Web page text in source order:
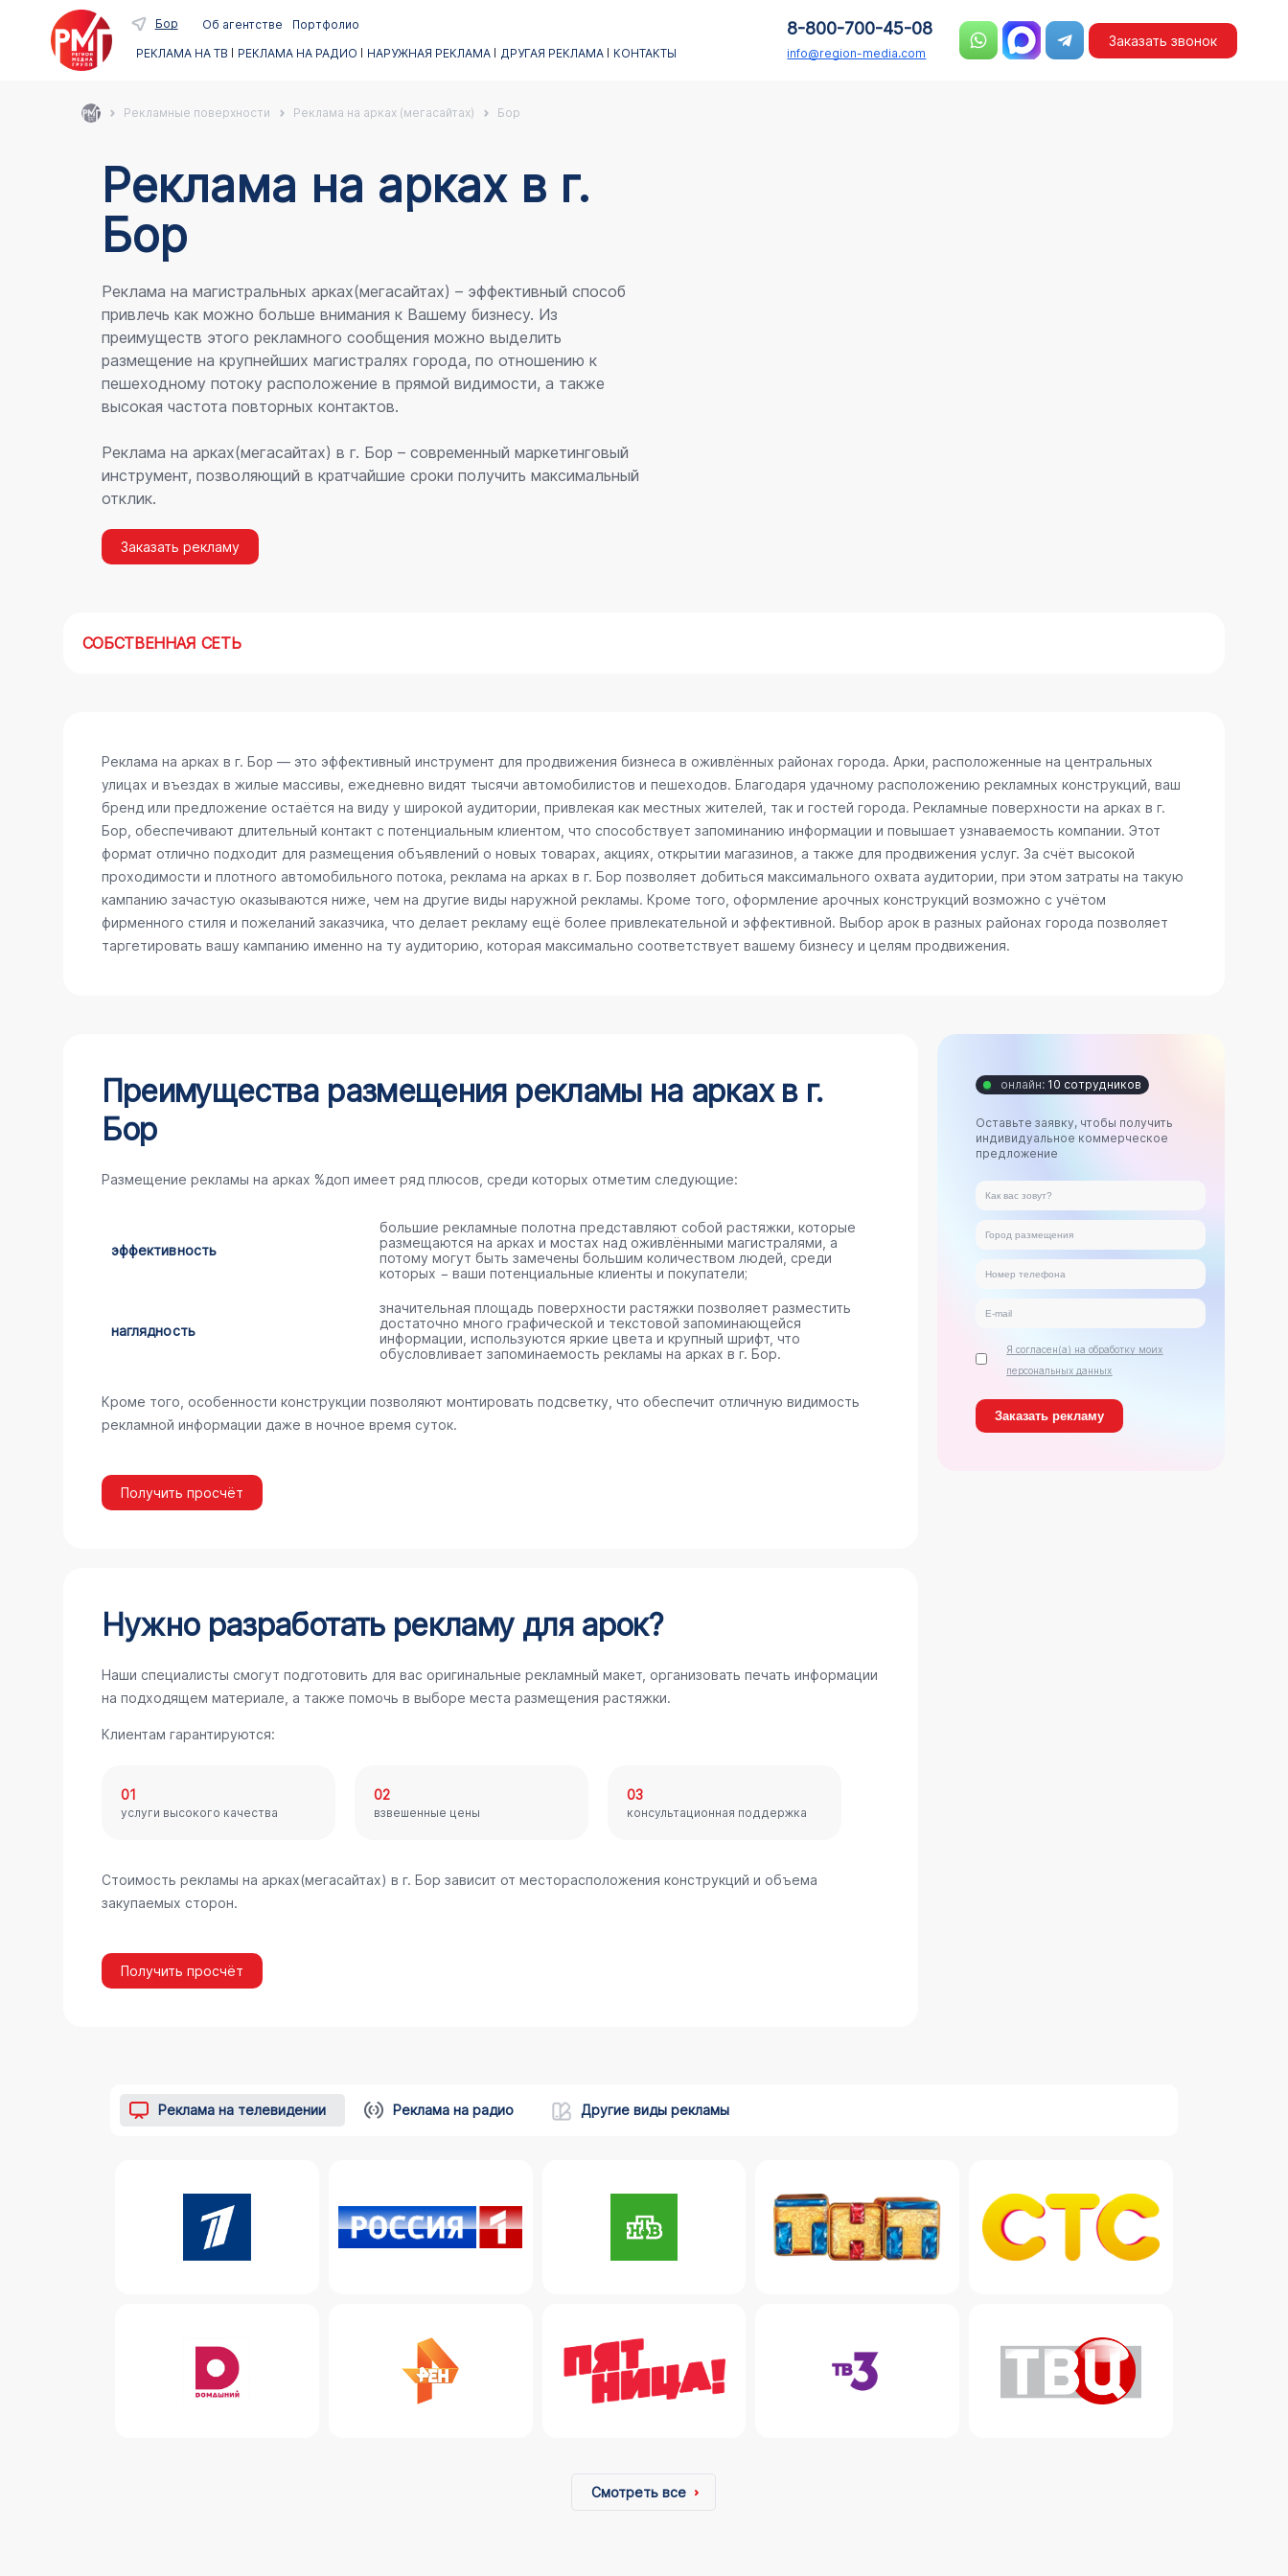
Бор Об агентстве
Портфолио
РЕКЛАМА НА ТВ
РЕКЛАМА НА РАДИО НАРУЖНАЯ РЕКЛАМА ДРУГАЯ РЕКЛАМА КОНТАКТЫ
8-800-700-45-08
info@region-media.com
Заказать звонок
Рекламные поверхности Реклама на арках (мегасайтах) Бор
Реклама на аркаx в г.
Бор
Реклама на магистральных арках(мегасайтах) – эффективный способ
привлечь как можно больше внимания к Вашему бизнесу. Из
преимуществ этого рекламного сообщения можно выделить
размещение на крупнейших магистралях города, по отношению к
пешеходному потоку расположение в прямой видимости, а также
высокая частота повторных контактов.
Реклама на арках(мегасайтах) в г. Бор – современный маркетинговый
инструмент, позволяющий в кратчайшие сроки получить максимальный
отклик.
Заказать рекламу
СОБСТВЕННАЯ СЕТЬ
Реклама на арках в г. Бор — это эффективный инструмент для продвижения бизнеса в оживлённых районах города. Арки, расположенные на центральных
улицах и въездах в жилые массивы, ежедневно видят тысячи автомобилистов и пешеходов. Благодаря удачному расположению рекламных конструкций, ваш
бренд или предложение остаётся на виду у широкой аудитории, привлекая как местных жителей, так и гостей города. Рекламные поверхности на арках в г.
Бор, обеспечивают длительный контакт с потенциальным клиентом, что способствует запоминанию информации и повышает узнаваемость компании. Этот
формат отлично подходит для размещения объявлений о новых товарах, акциях, открытии магазинов, а также для продвижения услуг. За счёт высокой
проходимости и плотного автомобильного потока, реклама на арках в г. Бор позволяет добиться максимального охвата аудитории, при этом затраты на такую
кампанию зачастую оказываются ниже, чем на другие виды наружной рекламы. Кроме того, оформление арочных конструкций возможно с учётом
фирменного стиля и пожеланий заказчика, что делает рекламу ещё более привлекательной и эффективной. Выбор арок в разных районах города позволяет
таргетировать вашу кампанию именно на ту аудиторию, которая максимально соответствует вашему бизнесу и целям продвижения.
Преимущества размещения рекламы на арках в г.
Бор
Размещение рекламы на арках %доп имеет ряд плюсов, среди которых отметим следующие:
эффективность
большие рекламные полотна представляют собой растяжки, которые
размещаются на арках и мостах над оживлёнными магистралями, а
потому могут быть замечены большим количеством людей, среди
которых − ваши потенциальные клиенты и покупатели;
наглядность
значительная площадь поверхности растяжки позволяет разместить
достаточно много графической и текстовой запоминающейся
информации, используются яркие цвета и крупный шрифт, что
обусловливает запоминаемость рекламы на арках в г. Бор.
Кроме того, особенности конструкции позволяют монтировать подсветку, что обеспечит отличную видимость
рекламной информации даже в ночное время суток.
Получить просчёт
Нужно разработать рекламу для арок?
Наши специалисты смогут подготовить для вас оригинальные рекламный макет, организовать печать информации
на подходящем материале, а также помочь в выборе места размещения растяжки.
Клиентам гарантируются:
01
услуги высокого качества
02
взвешенные цены
03
консультационная поддержка
Стоимость рекламы на арках(мегасайтах) в г. Бор зависит от месторасположения конструкций и объема
закупаемых сторон.
Получить просчёт
онлайн: 10 сотрудников
Оставьте заявку, чтобы получить
индивидуальное коммерческое
предложение
Я согласен(а) на обработку моих
персональных данных
Реклама на телевидении Реклама на радио Другие виды рекламы
Смотреть все